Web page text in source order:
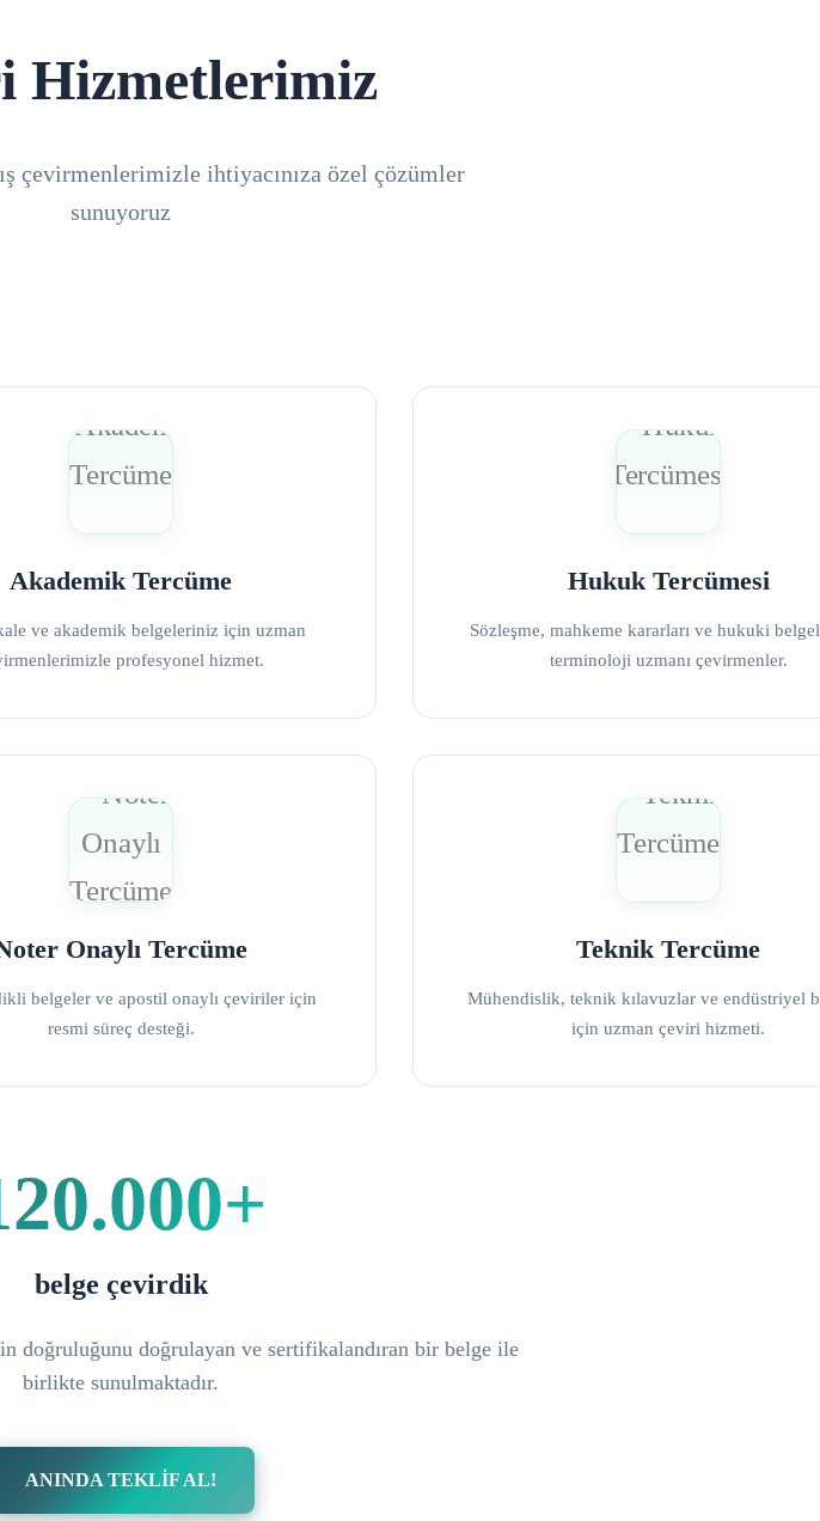
Hizmetlerimiz
çevirmenlerimizle ihtiyacınıza özel çözümler
sunuyoruz
Akademik Tercüme
ve akademik belgeleriniz için uzman
profesyonel hizmet.
Hukuk Tercümesi
Sözleşme, mahkeme kararları ve hukuki
terminoloji uzmanı çevirmenler.
Onaylı Tercüme
belgeler ve apostil onaylı çeviriler için
resmi süreç desteği.
Teknik Tercüme
Mühendislik, teknik kılavuzlar ve endüstriyel
için uzman çeviri hizmeti.
belge çevirdik
doğruluğunu doğrulayan ve sertifikalandıran bir belge ile
birlikte sunulmaktadır.
ANINDA TEKLİF AL!